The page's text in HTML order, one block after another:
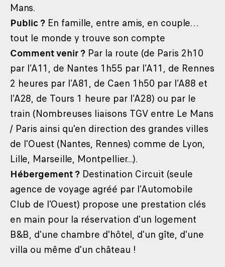
Mans.
Public ? En famille, entre amis, en couple…
tout le monde y trouve son compte
Comment venir ? Par la route (de Paris 2h10
par l’A11, de Nantes 1h55 par l’A11, de Rennes
2 heures par l’A81, de Caen 1h50 par l’A88 et
l’A28, de Tours 1 heure par l’A28) ou par le
train (Nombreuses liaisons TGV entre Le Mans
/ Paris ainsi qu'en direction des grandes villes
de l'Ouest (Nantes, Rennes) comme de Lyon,
Lille, Marseille, Montpellier...).
Hébergement ? Destination Circuit (seule
agence de voyage agréé par l’Automobile
Club de l’Ouest) propose une prestation clés
en main pour la réservation d'un logement
B&B, d'une chambre d'hôtel, d'un gîte, d'une
villa ou même d'un château !